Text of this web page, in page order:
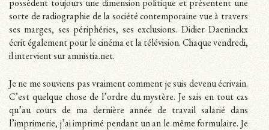
possèdent toujours une dimension politique et présentent une
sorte de radiographie de la société contemporaine vue à travers
ses marges, ses périphéries, ses exclusions. Didier Daeninckx
écrit également pour le cinéma et la télévision. Chaque vendredi,
il intervient sur amnistia.net.
Je ne me souviens pas vraiment comment je suis devenu écrivain.
C’est quelque chose de l’ordre du mystère. Je sais en tout cas
qu’au cours de ma dernière année de travail salarié dans
l’imprimerie, j’ai imprimé pendant un an le même formulaire. Je